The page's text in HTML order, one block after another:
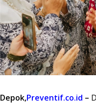
Depok,Preventif.co.id –